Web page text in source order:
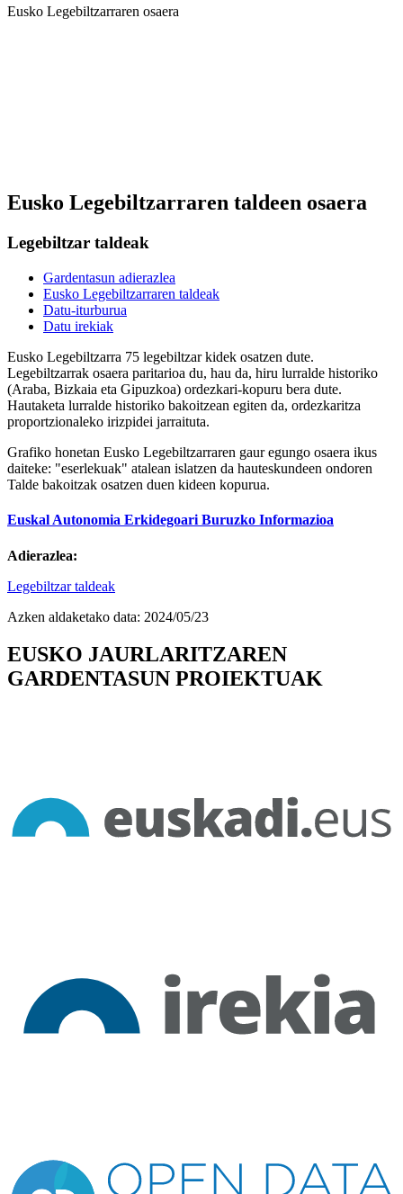
Eusko Legebiltzarraren osaera
Eusko Legebiltzarraren taldeen osaera
Legebiltzar taldeak
Gardentasun adierazlea
Eusko Legebiltzarraren taldeak
Datu-iturburua
Datu irekiak
Eusko Legebiltzarra 75 legebiltzar kidek osatzen dute.
Legebiltzarrak osaera paritarioa du, hau da, hiru lurralde historiko
(Araba, Bizkaia eta Gipuzkoa) ordezkari-kopuru bera dute.
Hautaketa lurralde historiko bakoitzean egiten da, ordezkaritza
proportzionaleko irizpidei jarraituta.
Grafiko honetan Eusko Legebiltzarraren gaur egungo osaera ikus
daiteke: "eserlekuak" atalean islatzen da hauteskundeen ondoren
Talde bakoitzak osatzen duen kideen kopurua.
Euskal Autonomia Erkidegoari Buruzko Informazioa
Adierazlea:
Legebiltzar taldeak
Azken aldaketako data: 2024/05/23
EUSKO JAURLARITZAREN
GARDENTASUN PROIEKTUAK